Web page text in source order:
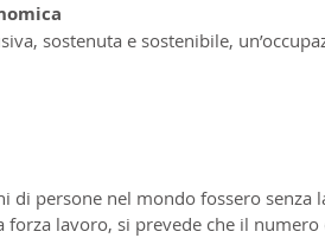
sostenuta e sostenibile,
di persone nel mondo fossero senza
lavoro, si prevede che il